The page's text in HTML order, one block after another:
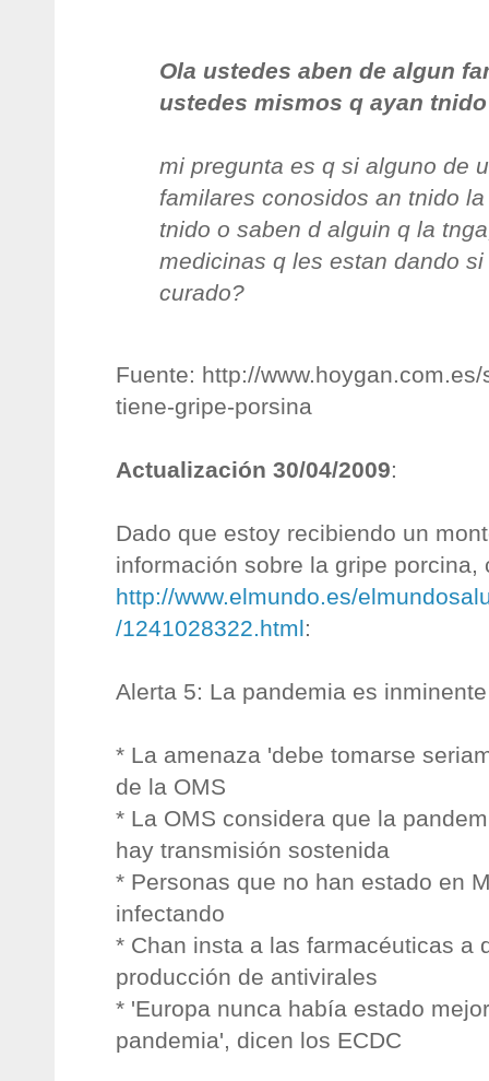
Ola ustedes aben de algun
ustedes mismos q ayan
mi pregunta es q si alguno de
familares conosidos an tnido
tnido o saben d alguin q la
medicinas q les estan dando
curado?
Fuente: http://
tiene-gripe-porsina
Actualización 30/04/2009:
Dado que estoy recibiendo un
información sobre la gripe porcina,
http://www.elmundo.es/
/1241028322.html:
Alerta 5: La pandemia es inminente
* La amenaza 'debe tomarse
de la OMS
* La OMS considera que la
hay transmisión sostenida
* Personas que no han estado en
infectando
* Chan insta a las farmacéuticas a
producción de antivirales
* 'Europa nunca había estado
pandemia', dicen los ECDC